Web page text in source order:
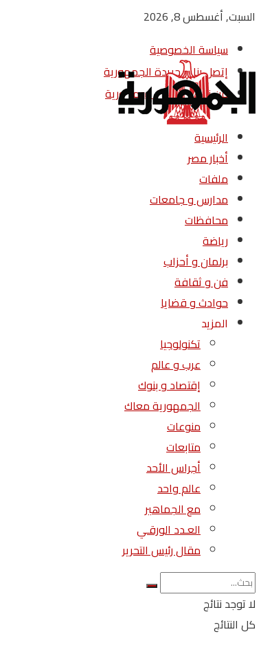
السبت, أغسطس 8, 2026
سياسة الخصوصية
إتصل بنا – جريدة الجمهورية
من نحن – جريدة الجمهورية
الرئيسية
أخبار مصر
ملفات
مدارس و جامعات
محافظات
رياضة
برلمان و أحزاب
فن و ثقافة
حوادث و قضايا
المزيد
تكنولوجيا
عرب و عالم
إقتصاد و بنوك
الجمهورية معاك
منوعات
متابعات
أجراس الأحد
عالم واحد
مع الجماهير
العـدد الورقـي
مقال رئيس التحرير
لا توجد نتائج
كل النتائج